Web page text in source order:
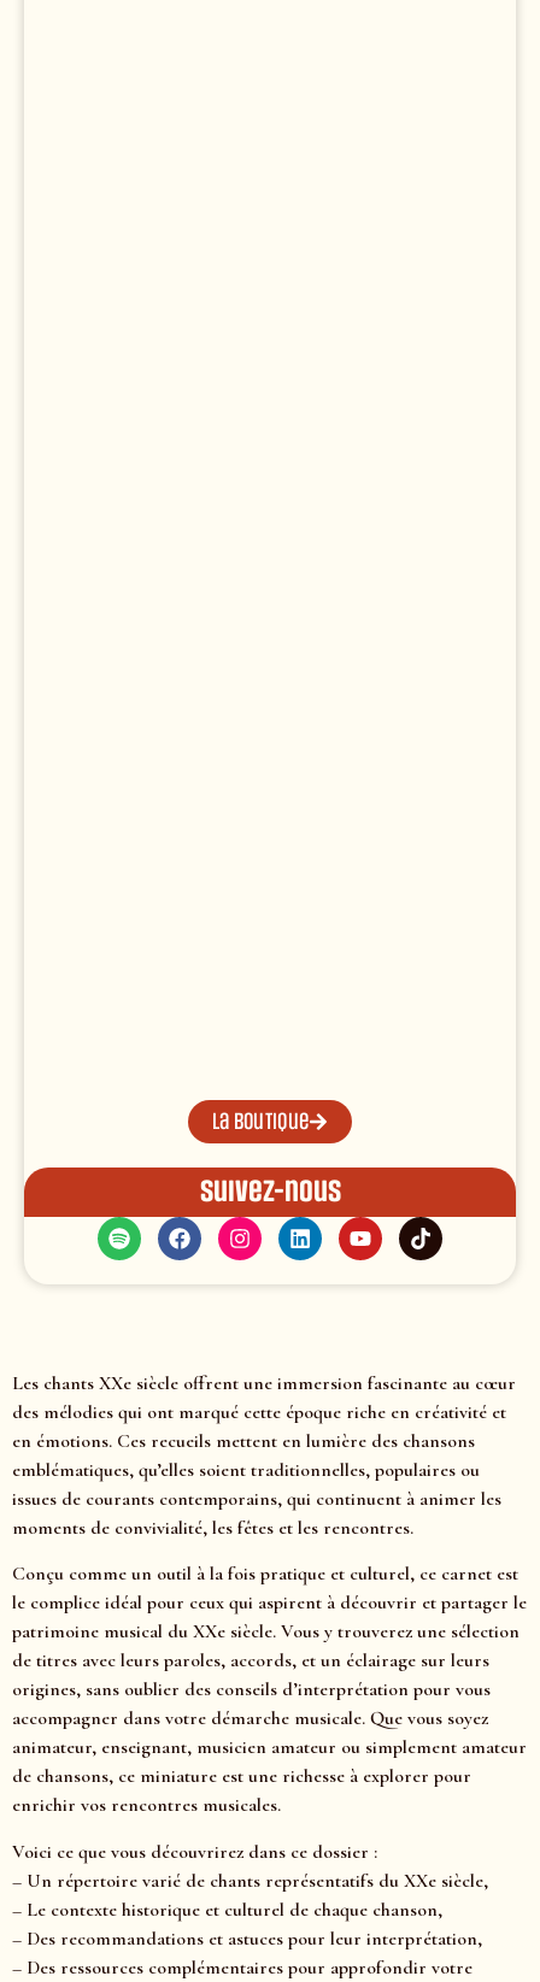
La boutique
Suivez-nous
Les chants XXe siècle offrent une immersion fascinante au cœur
des mélodies qui ont marqué cette époque riche en créativité et
en émotions. Ces recueils mettent en lumière des chansons
emblématiques, qu’elles soient traditionnelles, populaires ou
issues de courants contemporains, qui continuent à animer les
moments de convivialité, les fêtes et les rencontres.
Conçu comme un outil à la fois pratique et culturel, ce carnet est
le complice idéal pour ceux qui aspirent à découvrir et partager le
patrimoine musical du XXe siècle. Vous y trouverez une sélection
de titres avec leurs paroles, accords, et un éclairage sur leurs
origines, sans oublier des conseils d’interprétation pour vous
accompagner dans votre démarche musicale. Que vous soyez
animateur, enseignant, musicien amateur ou simplement amateur
de chansons, ce miniature est une richesse à explorer pour
enrichir vos rencontres musicales.
Voici ce que vous découvrirez dans ce dossier :
– Un répertoire varié de chants représentatifs du XXe siècle,
– Le contexte historique et culturel de chaque chanson,
– Des recommandations et astuces pour leur interprétation,
– Des ressources complémentaires pour approfondir votre